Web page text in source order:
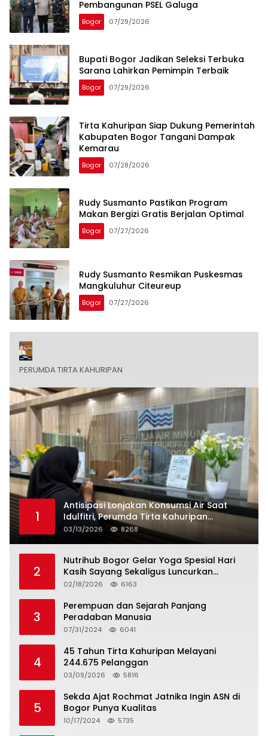
Pembangunan PSEL Galuga
Bogor 07/29/2026
Bupati Bogor Jadikan Seleksi Terbuka
Sarana Lahirkan Pemimpin Terbaik
Bogor 07/29/2026
Tirta Kahuripan Siap Dukung Pemerintah
Kabupaten Bogor Tangani Dampak
Kemarau
Bogor 07/28/2026
Rudy Susmanto Pastikan Program
Makan Bergizi Gratis Berjalan Optimal
Bogor 07/27/2026
Rudy Susmanto Resmikan Puskesmas
Mangkuluhur Citeureup
Bogor 07/27/2026
PERUMDA TIRTA KAHURIPAN
1
Antisipasi Lonjakan Konsumsi Air Saat
Idulfitri, Perumda Tirta Kahuripan
Berlakukan Status Siaga Lebaran
03/13/2026 8268
2
Nutrihub Bogor Gelar Yoga Spesial Hari
Kasih Sayang Sekaligus Luncurkan
Tropicana Slim Beras Porang Golden Ube
02/18/2026 6163
3
Perempuan dan Sejarah Panjang
Peradaban Manusia
07/31/2024 6041
4
45 Tahun Tirta Kahuripan Melayani
244.675 Pelanggan
03/09/2026 5816
5
Sekda Ajat Rochmat Jatnika Ingin ASN di
Bogor Punya Kualitas
10/17/2024 5735